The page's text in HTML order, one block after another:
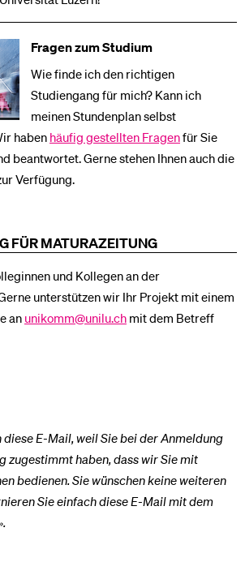
Fragen zum Studium
Wie finde ich den richtigen
Studiengang für mich? Kann ich
meinen Stundenplan selbst
haben häufig gestellten Fragenfür Sie
beantwortet. Gerne stehen Ihnen auch die
Verfügung.
FÜR MATURAZEITUNG
und Kollegen an der
unterstützen wir Ihr Projekt mit einem
an unikomm@unilu.ch mit dem Betreff
diese E-Mail, weil Sie bei der Anmeldung
zugestimmt haben, dass wir Sie mit
bedienen. Sie wünschen keine weiteren
Sie einfach diese E-Mail mit dem